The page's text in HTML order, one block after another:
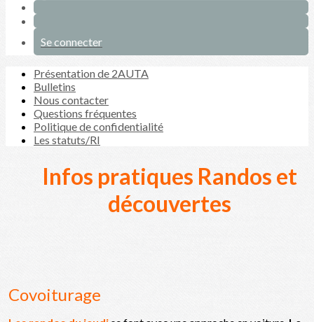
Se connecter
Présentation de 2AUTA
Bulletins
Nous contacter
Questions fréquentes
Politique de confidentialité
Les statuts/RI
Infos pratiques Randos et
découvertes
Covoiturage